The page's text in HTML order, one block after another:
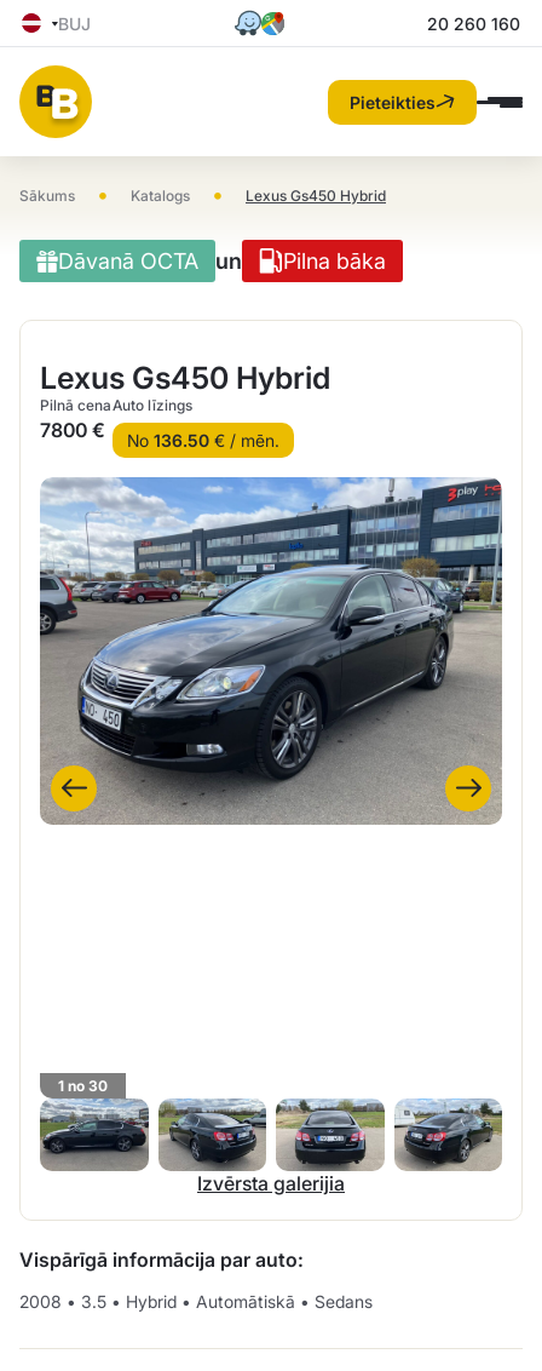
BUJ 20 260 160
Pieteikties
Sākums • Katalogs • Lexus Gs450 Hybrid
Dāvanā OCTA un Pilna bāka
Lexus Gs450 Hybrid
Pilnā cena
7800 €
Auto līzings
No 136.50€ / mēn.
1 no 30
Izvērsta galerijia
Vispārīgā informācija par auto:
2008 • 3.5 • Hybrid • Automātiskā • Sedans